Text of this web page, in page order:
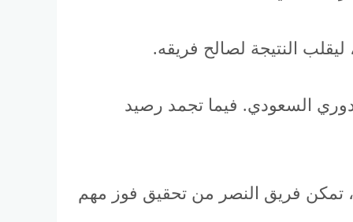
ترتيب الدوري السعودي. فيما تجمد رصيد
“الأول بارك” في الرياض، تمكن فريق النصر من تحقيق فوز مهم